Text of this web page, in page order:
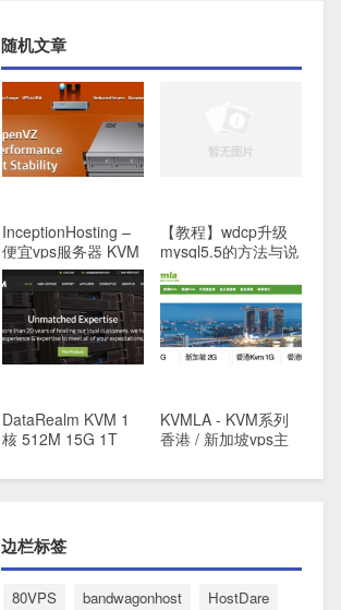
随机文章
InceptionHosting –
便宜vps服务器 KVM
SSD硬盘 500GB流
量 凤凰城 €3.75/月
【教程】wdcp升级
mysql5.5的方法与说
明
DataRealm KVM 1
核 512M 15G 1T
$4/mo
KVMLA - KVM系列
香港 / 新加坡vps主
边栏标签
80VPS bandwagonhost
HostDare